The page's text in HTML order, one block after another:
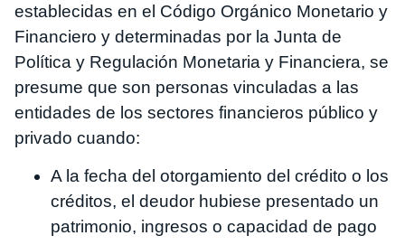
establecidas en el Código Orgánico Monetario y
Financiero y determinadas por la Junta de
Política y Regulación Monetaria y Financiera, se
presume que son personas vinculadas a las
entidades de los sectores financieros público y
privado cuando:
A la fecha del otorgamiento del crédito o los
créditos, el deudor hubiese presentado un
patrimonio, ingresos o capacidad de pago